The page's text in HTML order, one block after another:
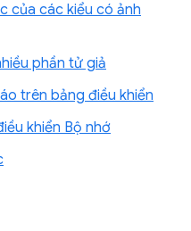
của các kiểu có ảnh
phần tử giả
trên bảng điều khiển
khiển Bộ nhớ